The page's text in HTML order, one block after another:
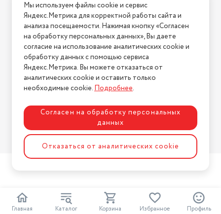
Главная Каталог Корзина Избранное Профиль
Условия возврата
Нашли ошибку на сайте? Напишите нам
2026 © Интернет-магазин "АстМаркет". У нас есть всё!
Политика конфиденциальности
Разработка сайтаASTDESIGN
Мы используем файлы cookie и сервис
Яндекс.Метрика для корректной работы сайта и
анализа посещаемости. Нажимая кнопку «Согласен
на обработку персональных данных», Вы даете
согласие на использование аналитических cookie и
обработку данных с помощью сервиса
Яндекс.Метрика. Вы можете отказаться от
аналитических cookie и оставить только
необходимые cookie.Подробнее.
Согласен на обработку персональных
данных
Отказаться от аналитических cookie